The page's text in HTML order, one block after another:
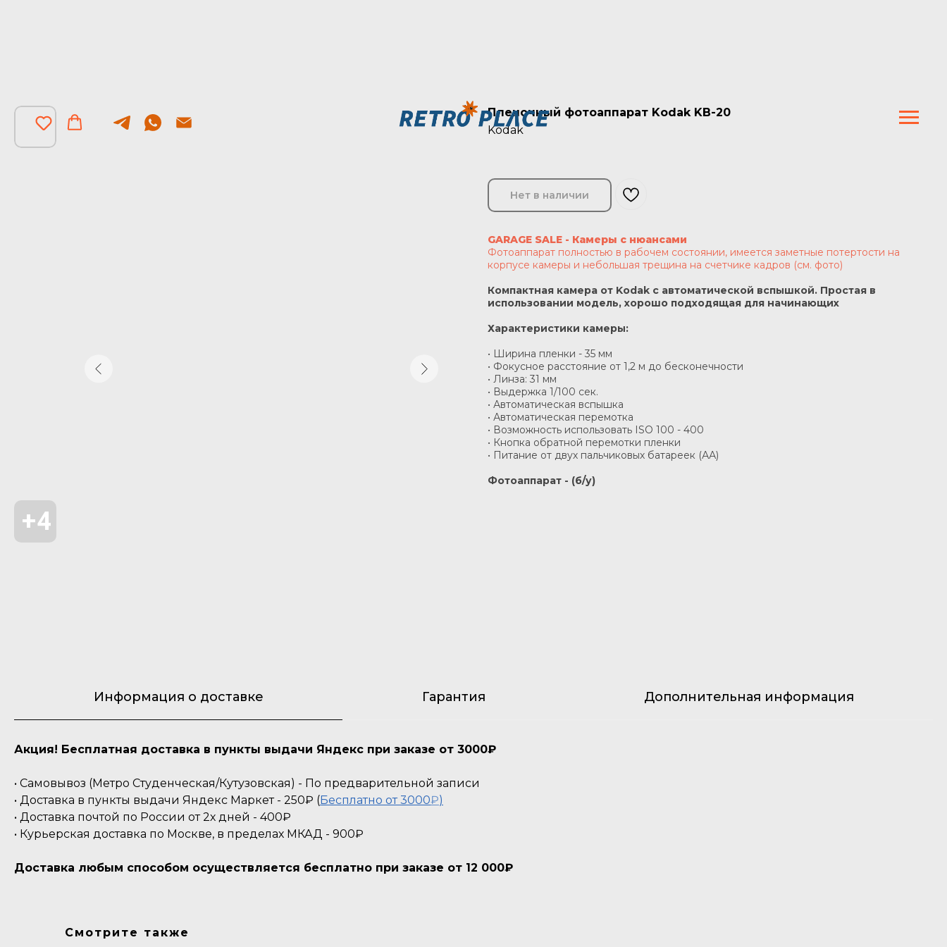
Пленочный фотоаппарат Kodak KB-20
Kodak
Нет в наличии
GARAGE SALE - Камеры с нюансами
Фотоаппарат полностью в рабочем состоянии, имеется заметные потертости на
корпусе камеры и небольшая трещина на счетчике кадров (см. фото)
Компактная камера от Kodak с автоматической вспышкой. Простая в
использовании модель, хорошо подходящая для начинающих
Характеристики камеры:
• Ширина пленки - 35 мм
• Фокусное расстояние от 1,2 м до бесконечности
• Линза: 31 мм
• Выдержка 1/100 сек.
• Автоматическая вспышка
• Автоматическая перемотка
• Возможность использовать ISO 100 - 400
• Кнопка обратной перемотки пленки
• Питание от двух пальчиковых батареек (АА)
Фотоаппарат - (б/у)
Информация о доставке Гарантия Дополнительная информация
Акция! Бесплатная доставка в пункты выдачи Яндекс при заказе от 3000₽
• Самовывоз (Метро Студенческая/Кутузовская) - По предварительной записи
• Доставка в пункты выдачи Яндекс Маркет - 250₽ (Бесплатно от 3000₽)
• Доставка почтой по России от 2х дней - 400₽
• Курьерская доставка по Москве, в пределах МКАД - 900₽
Доставка любым способом осуществляется бесплатно при заказе от 12 000₽
Смотрите также